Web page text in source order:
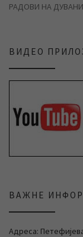
РАДОВИ НА
ВИДЕО
ВАЖНЕ
Адреса: